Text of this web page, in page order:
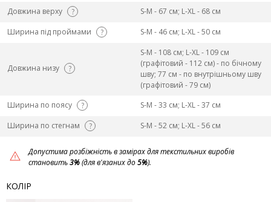
Довжина верху
?
S-M - 67 см; L-ХL - 68 см
Ширина під проймами
? S-M - 46 см; L-ХL - 50 см
Довжина низу ?
S-M - 108 см; L-ХL - 109 см
(графітовий - 112 см) - по бічному
шву; 77 см - по внутрішньому шву
(графітовий - 79 см)
Ширина по поясу
?
S-M - 33 см; L-ХL - 37 см
Ширина по стегнам
? S-M - 52 см; L-ХL - 56 см
Допустима розбіжність в замірах для текстильних виробів
становить3%(для в'язаних до5%).
КОЛІР